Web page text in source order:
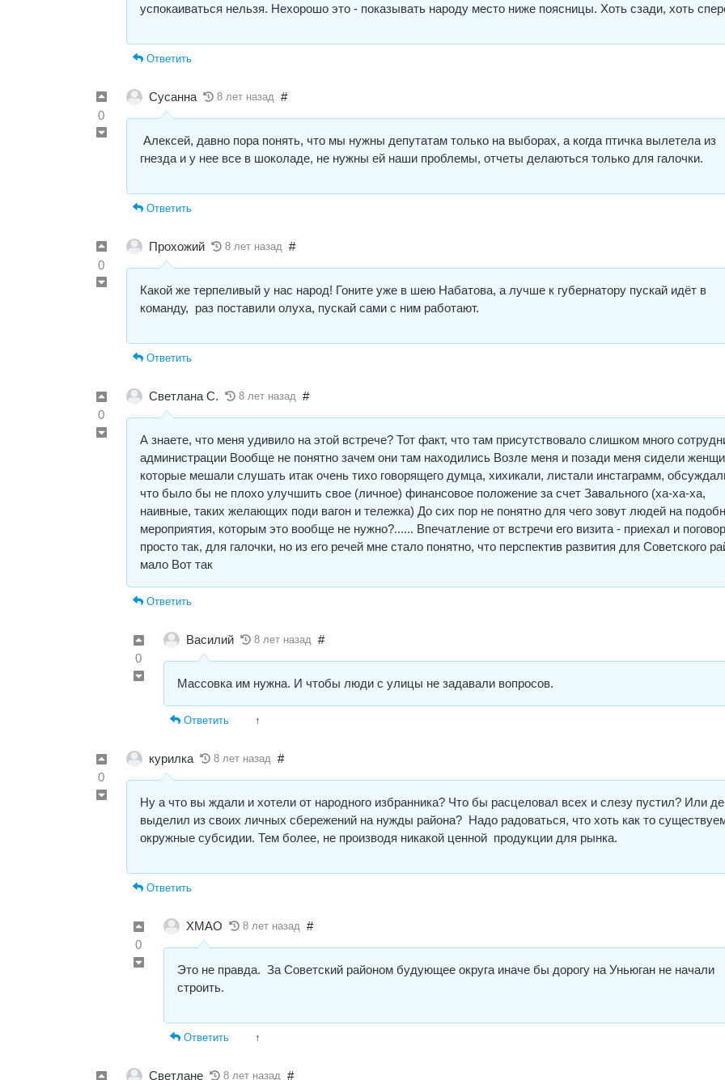
успокаиваться нельзя. Нехорошо это - показывать народу место ниже поясницы. Хоть сзади, хоть
Ответить
0
Сусанна 8 лет назад #
Алексей, давно пора понять, что мы нужны депутатам только на выборах, а когда птичка вылетела из
гнезда и у нее все в шоколаде, не нужны ей наши проблемы, отчеты делаються только для галочки.
Ответить
0
Прохожий 8 лет назад #
Какой же терпеливый у нас народ! Гоните уже в шею Набатова, а лучше к губернатору пускай идёт в
команду, раз поставили олуха, пускай сами с ним работают.
Ответить
0
Светлана С. 8 лет назад #
А знаете, что меня удивило на этой встрече? Тот факт, что там присутствовало слишком много
администрации Вообще не понятно зачем они там находились Возле меня и позади меня сидели
которые мешали слушать итак очень тихо говорящего думца, хихикали, листали инстаграмм,
что было бы не плохо улучшить свое (личное) финансовое положение за счет Завального (ха-ха-ха,
наивные, таких желающих поди вагон и тележка) До сих пор не понятно для чего зовут людей на
мероприятия, которым это вообще не нужно?...... Впечатление от встречи его визита - приехал и
просто так, для галочки, но из его речей мне стало понятно, что перспектив развития для Советского
мало Вот так
Ответить
0
Василий 8 лет назад #
Массовка им нужна. И чтобы люди с улицы не задавали вопросов.
Ответить ↑
0
курилка 8 лет назад #
Ну а что вы ждали и хотели от народного избранника? Что бы расцеловал всех и слезу пустил? Или
выделил из своих личных сбережений на нужды района? Надо радоваться, что хоть как то
окружные субсидии. Тем более, не производя никакой ценной продукции для рынка.
Ответить
0
ХМАО 8 лет назад #
Это не правда. За Советский районом будующее округа иначе бы дорогу на Уньюган не начали
строить.
Ответить ↑
Светлане 8 лет назад #